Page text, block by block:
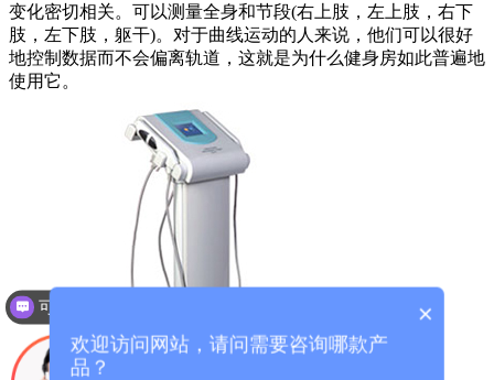
变化密切相关。可以测量全身和节段(右上肢，左上肢，右下
肢，左下肢，躯干)。对于曲线运动的人来说，他们可以很好
地控制数据而不会偏离轨道，这就是为什么健身房如此普遍地
使用它。
×
欢迎访问网站，请问需要咨询哪款产
品？